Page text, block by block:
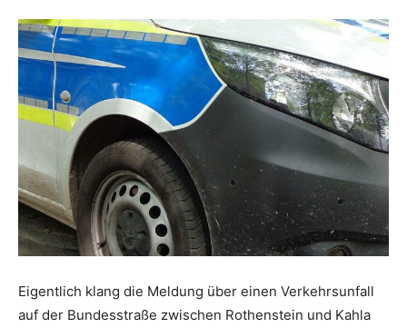
Eigentlich klang die Meldung über einen Verkehrsunfall
auf der Bundesstraße zwischen Rothenstein und Kahla